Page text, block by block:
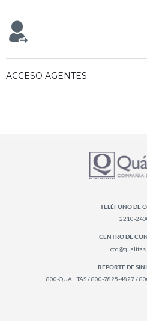
ACCESO AGENTES
TELÉFONO DE
2210-
CENTRO DE
REPORTE DE
800-QUALITAS / 800-7825-4827 /